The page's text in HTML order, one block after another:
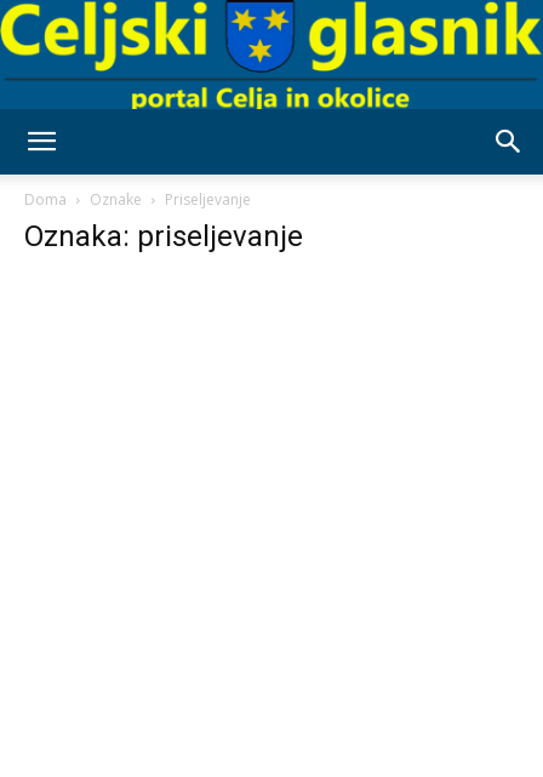
Doma Oznake Priseljevanje
Oznaka: priseljevanje